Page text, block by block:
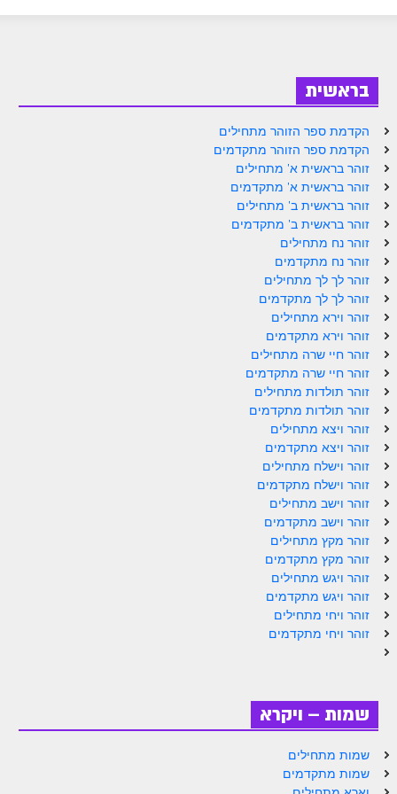
ספר הזוהר נח מתחילים
ספר הזוהר נח מתקדמים
ספר הזוהר לך לך מתחילים
ספר הזוהר לך לך מתקדמים
ספר הזוהר וירא מתחילים
ספר הזוהר וירא מתקדמים
ספר הזוהר חיי שרה מתחילים
ספר הזוהר חיי שרה מתקדמים
ספר הזוהר תולדות מתחילים
ספר הזוהר ויצא מתחילים
ספר הזוהר ויצא מתקדמים
ספר הזוהר וישלח מתחילים
הזוהר הקדוש וישלח מתקדמים
הזוהר הקדוש וישב מתחילים
הזוהר הקדוש וישב מתקדמים
הזוהר הקדוש מקץ מתחילים
הזוהר הקדוש ויגש מתקדמים
הזוהר הקדוש ויחי מתחילים
בראשית
הקדמת ספר הזוהר מתחילים
הקדמת ספר הזוהר מתקדמים
זוהר בראשית א' מתחילים
זוהר בראשית א' מתקדמים
זוהר בראשית ב' מתחילים
זוהר בראשית ב' מתקדמים
זוהר נח מתחילים
זוהר נח מתקדמים
זוהר לך לך מתחילים
זוהר לך לך מתקדמים
זוהר וירא מתחילים
זוהר וירא מתקדמים
זוהר חיי שרה מתחילים
זוהר חיי שרה מתקדמים
זוהר תולדות מתחילים
זוהר תולדות מתקדמים
זוהר ויצא מתחילים
זוהר ויצא מתקדמים
זוהר וישלח מתחילים
זוהר וישלח מתקדמים
זוהר וישב מתחילים
זוהר וישב מתקדמים
זוהר מקץ מתחילים
זוהר מקץ מתקדמים
זוהר ויגש מתחילים
זוהר ויגש מתקדמים
זוהר ויחי מתחילים
זוהר ויחי מתקדמים
שמות – ויקרא
שמות מתחילים
שמות מתקדמים